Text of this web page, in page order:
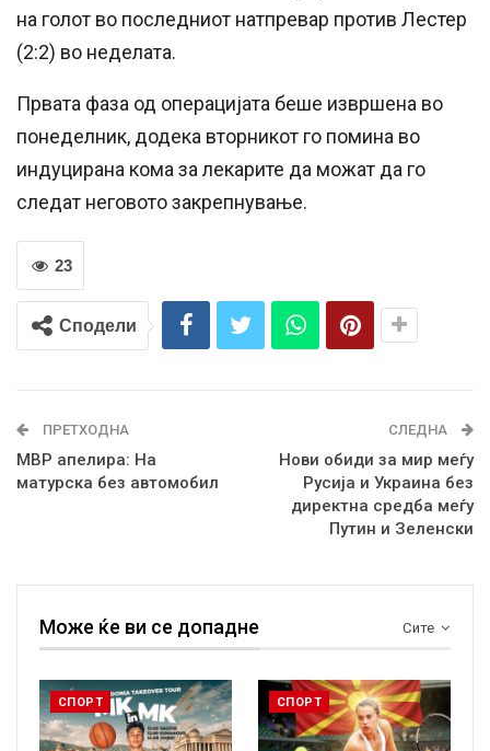
на голот во последниот натпревар против Лестер
(2:2) во неделата.
Првата фаза од операцијата беше извршена во
понеделник, додека вторникот го помина во
индуцирана кома за лекарите да можат да го
следат неговото закрепнување.
23
Сподели
ПРЕТХОДНА
МВР апелира: На
матурска без автомобил
СЛЕДНА
Нови обиди за мир меѓу
Русија и Украина без
директна средба меѓу
Путин и Зеленски
Сите
Може ќе ви се допадне
СПОРТ СПОРТ